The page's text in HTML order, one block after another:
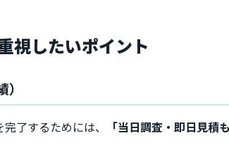
視したいポイント
了するためには、 「当日調査・即日見積